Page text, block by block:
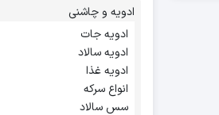
popularityادویه و چاشنی
ادویه جات
ادویه سالاد
ادویه غذا
انواع سرکه
سس سالاد